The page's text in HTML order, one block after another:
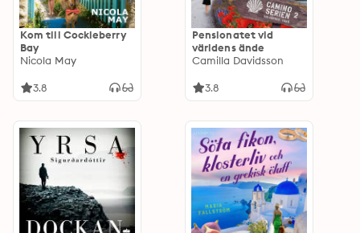
Kom till Cockleberry
Bay
Nicola May
3.8
Pensionatet vid
världens ände
Camilla Davidsson
3.8